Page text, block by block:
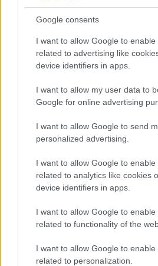
Google consents
I want to allow Google to enable
related to advertising like
device identifiers in apps.
I want to allow my user data to
Google for online advertising
I want to allow Google to send
personalized advertising.
I want to allow Google to enable
related to analytics like cookies
device identifiers in apps.
I want to allow Google to enable
related to functionality of the
I want to allow Google to enable
related to personalization.
Continua a leggere
GAMING NEWS